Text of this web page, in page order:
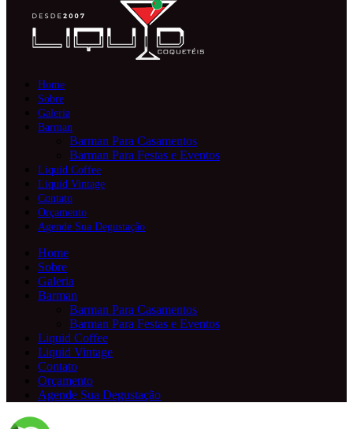
Home
Sobre
Galeria
Barman
Barman Para Casamentos
Barman Para Festas e Eventos
Liquid Coffee
Liquid Vintage
Contato
Orçamento
Agende Sua Degustação
Home
Sobre
Galeria
Barman
Barman Para Casamentos
Barman Para Festas e Eventos
Liquid Coffee
Liquid Vintage
Contato
Orçamento
Agende Sua Degustação